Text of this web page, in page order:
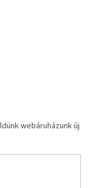
webáruházunk új